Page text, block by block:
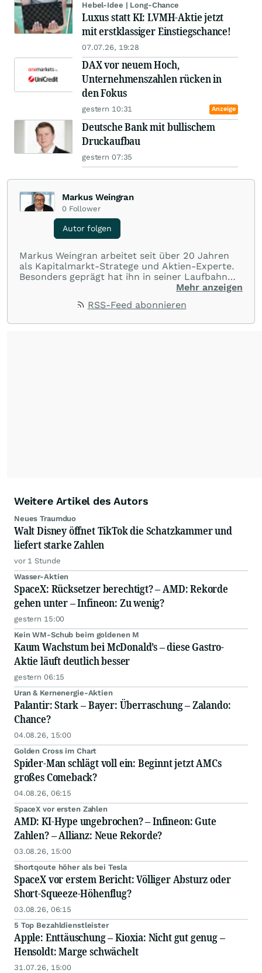
Hebel-Idee | Long-Chance
Luxus statt KI: LVMH-Aktie jetzt
mit erstklassiger Einstiegschance!
07.07.26, 19:28
DAX vor neuem Hoch,
Unternehmenszahlen rücken in
den Fokus
gestern 10:31 Anzeige
Deutsche Bank mit bullischem
Druckaufbau
gestern 07:35
Markus Weingran
0 Follower
Autor folgen
Markus Weingran arbeitet seit über 20 Jahren
als Kapitalmarkt-Stratege und Aktien-Experte.
Besonders geprägt hat ihn in seiner Laufbahn
die langjährige Zusammenarbeit mit dem
Bernecker versucht in jeder Börsenphase, das
Mehr anzeigen
RSS-Feed abonnieren
Weitere Artikel des Autors
Neues Traumduo
Walt Disney öffnet TikTok die Schatzkammer und
liefert starke Zahlen
vor 1 Stunde
Wasser-Aktien
SpaceX: Rücksetzer berechtigt? – AMD: Rekorde
gehen unter – Infineon: Zu wenig?
gestern 15:00
Kein WM-Schub beim goldenen M
Kaum Wachstum bei McDonald’s – diese Gastro-
Aktie läuft deutlich besser
gestern 06:15
Uran & Kernenergie-Aktien
Palantir: Stark – Bayer: Überraschung – Zalando:
Chance?
04.08.26, 15:00
Golden Cross im Chart
Spider-Man schlägt voll ein: Beginnt jetzt AMCs
großes Comeback?
04.08.26, 06:15
SpaceX vor ersten Zahlen
AMD: KI-Hype ungebrochen? – Infineon: Gute
Zahlen? – Allianz: Neue Rekorde?
03.08.26, 15:00
Shortqoute höher als bei Tesla
SpaceX vor erstem Bericht: Völliger Absturz oder
Short-Squeeze-Höhenflug?
03.08.26, 06:15
5 Top Bezahldienstleister
Apple: Enttäuschung – Kioxia: Nicht gut genug –
Hensoldt: Marge schwächelt
31.07.26, 15:00